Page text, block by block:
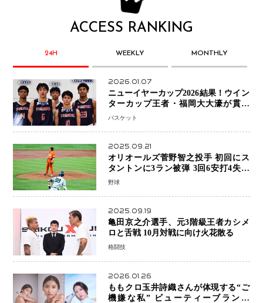
ACCESS RANKING
24H WEEKLY MONTHLY
2026.01.07
ニューイヤーカップ2026結果！ウイン
ターカップ王者・福岡大大濠が貫禄
V！ 東山は“背番号継承”で新たな物語
バスケット
2025.09.21
オリオールズ菅野智之投手 初回にス
タントンに3ラン被弾 3回6安打4失点
で降板
野球
2025.09.19
亀田京之介選手、元3階級王者カシメ
格闘技
2026.01.26
ももクロ玉井詩織さんが体現する“ご
機嫌な私” ビューティーブランド